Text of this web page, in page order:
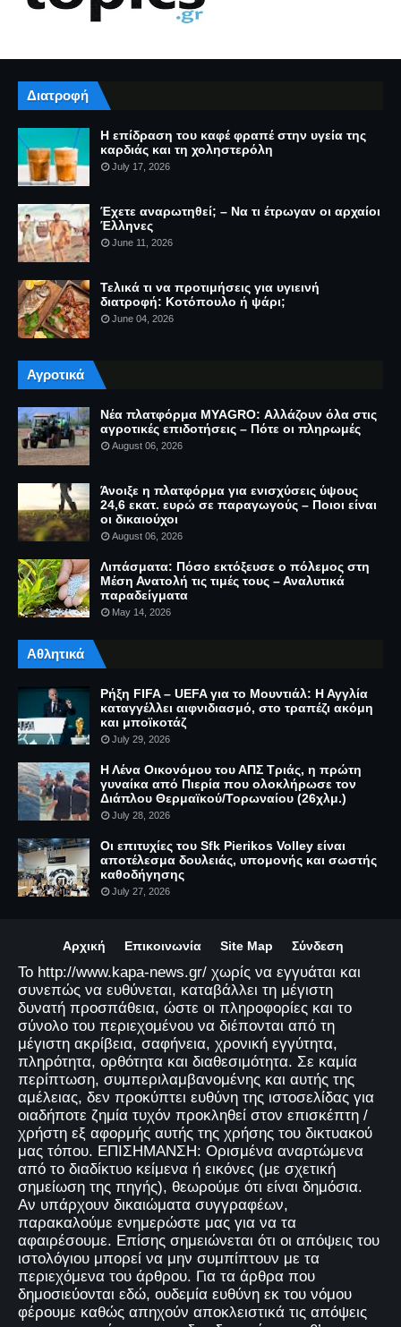
Διατροφή
Η επίδραση του καφέ φραπέ στην υγεία της
καρδιάς και τη χοληστερόλη
July 17, 2026
Έχετε αναρωτηθεί; – Να τι έτρωγαν οι αρχαίοι
Έλληνες
June 11, 2026
Τελικά τι να προτιμήσεις για υγιεινή
διατροφή: Κοτόπουλο ή ψάρι;
June 04, 2026
Αγροτικά
Νέα πλατφόρμα MYAGRO: Αλλάζουν όλα στις
αγροτικές επιδοτήσεις – Πότε οι πληρωμές
August 06, 2026
Άνοιξε η πλατφόρμα για ενισχύσεις ύψους
24,6 εκατ. ευρώ σε παραγωγούς – Ποιοι είναι
οι δικαιούχοι
August 06, 2026
Λιπάσματα: Πόσο εκτόξευσε ο πόλεμος στη
Μέση Ανατολή τις τιμές τους – Αναλυτικά
παραδείγματα
May 14, 2026
Αθλητικά
Ρήξη FIFA – UEFA για το Μουντιάλ: Η Αγγλία
καταγγέλλει αιφνιδιασμό, στο τραπέζι ακόμη
και μποϊκοτάζ
July 29, 2026
Η Λένα Οικονόμου του ΑΠΣ Τριάς, η πρώτη
γυναίκα από Πιερία που ολοκλήρωσε τον
Διάπλου Θερμαϊκού/Τορωναίου (26χλμ.)
July 28, 2026
Οι επιτυχίες του Sfk Pierikos Volley είναι
αποτέλεσμα δουλειάς, υπομονής και σωστής
καθοδήγησης
July 27, 2026
Αρχική Επικοινωνία Site Map Σύνδεση
Το http://www.kapa-news.gr/ χωρίς να εγγυάται και
συνεπώς να ευθύνεται, καταβάλλει τη μέγιστη
δυνατή προσπάθεια, ώστε οι πληροφορίες και το
σύνολο του περιεχομένου να διέπονται από τη
μέγιστη ακρίβεια, σαφήνεια, χρονική εγγύτητα,
πληρότητα, ορθότητα και διαθεσιμότητα. Σε καμία
περίπτωση, συμπεριλαμβανομένης και αυτής της
αμέλειας, δεν προκύπτει ευθύνη της ιστοσελίδας για
οιαδήποτε ζημία τυχόν προκληθεί στον επισκέπτη /
χρήστη εξ αφορμής αυτής της χρήσης του δικτυακού
μας τόπου. ΕΠΙΣΗΜΑΝΣΗ: Ορισμένα αναρτώμενα
από το διαδίκτυο κείμενα ή εικόνες (με σχετική
σημείωση της πηγής), θεωρούμε ότι είναι δημόσια.
Αν υπάρχουν δικαιώματα συγγραφέων,
παρακαλούμε ενημερώστε μας για να τα
αφαιρέσουμε. Επίσης σημειώνεται ότι οι απόψεις του
ιστολόγιου μπορεί να μην συμπίπτουν με τα
περιεχόμενα του άρθρου. Για τα άρθρα που
δημοσιεύονται εδώ, ουδεμία ευθύνη εκ του νόμου
φέρουμε καθώς απηχούν αποκλειστικά τις απόψεις